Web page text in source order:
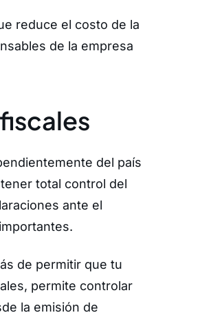
reduce el costo de la
de la empresa
del país
total control del
ante el
de permitir que tu
permite controlar
la emisión de